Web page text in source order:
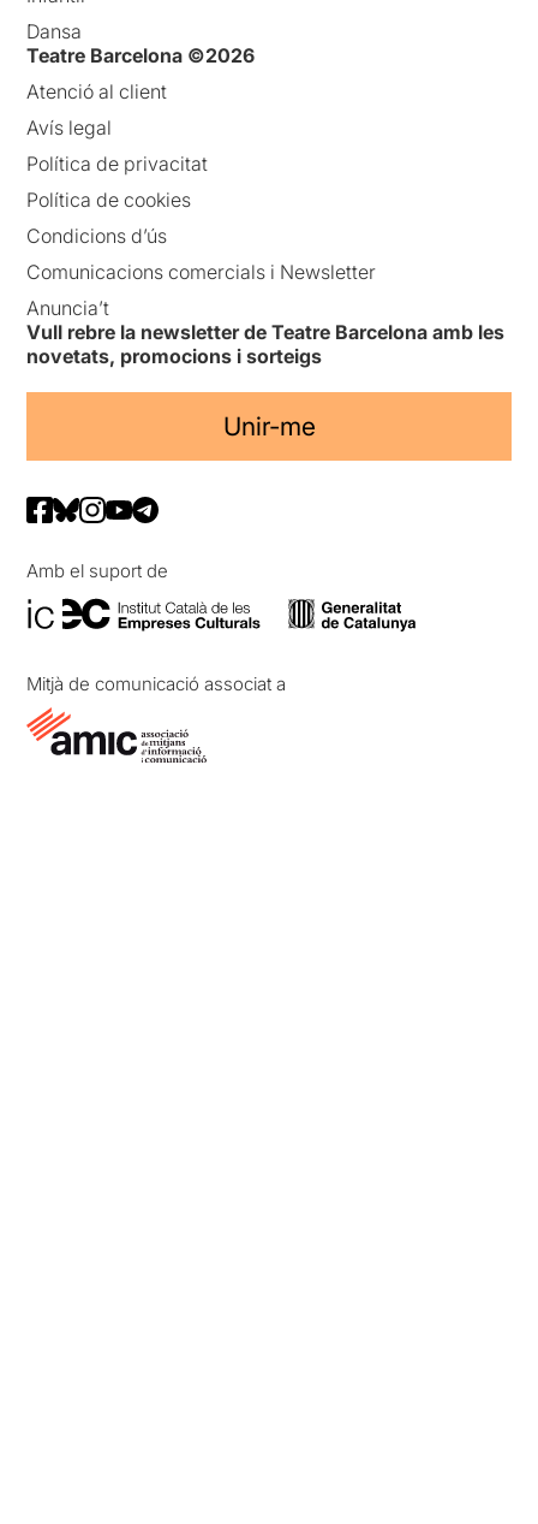
Dansa
Teatre Barcelona ©2026
Atenció al client
Avís legal
Política de privacitat
Política de cookies
Condicions d’ús
Comunicacions comercials i Newsletter
Anuncia’t
Vull rebre la newsletter de Teatre Barcelona amb les
novetats, promocions i sorteigs
Unir-me
Amb el suport de
Mitjà de comunicació associat a